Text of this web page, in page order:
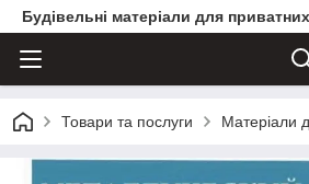
Будівельні матеріали для
Товари та послуги Матеріали